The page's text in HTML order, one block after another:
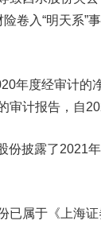
卷入“明天系”
度经审计的
审计报告，自
披露了2021年
属于《上海证